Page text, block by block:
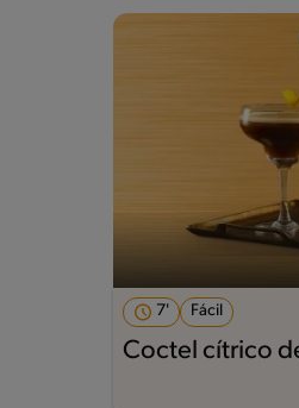
7' Fácil
Coctel cítrico